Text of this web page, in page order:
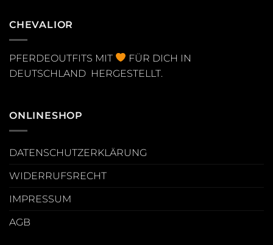
CHEVALIOR
PFERDEOUTFITS MIT
FÜR DICH IN
DEUTSCHLAND HERGESTELLT.
ONLINESHOP
DATENSCHUTZERKLÄRUNG
WIDERRUFSRECHT
IMPRESSUM
AGB